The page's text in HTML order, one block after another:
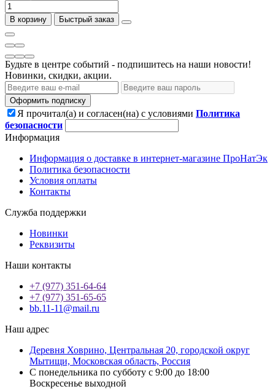
В корзину Быстрый заказ
Будьте в центре событий - подпишитесь на наши новости!
Новинки, скидки, акции.
Оформить подписку
Я прочитал(а) и согласен(на) с условиями Политика
безопасности
Информация
Информация о доставке в интернет-магазине ПроНатЭк
Политика безопасности
Условия оплаты
Контакты
Служба поддержки
Новинки
Реквизиты
Наши контакты
+7 (977) 351-64-64
+7 (977) 351-65-65
bb.11-11@mail.ru
Наш адрес
Деревня Ховрино, Центральная 20, городской округ
Мытищи, Московская область, Россия
С понедельника по субботу с 9:00 до 18:00
Воскресенье выходной